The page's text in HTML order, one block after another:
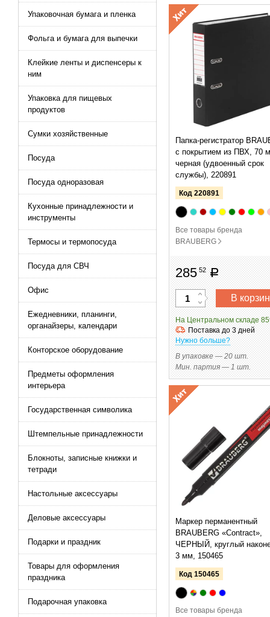
Папка-регистратор
с покрытием из ПВХ, 70
черная (удвоенный срок
службы), 220891
Код 220891
Все товары бренда
BRAUBERG
285 52 руб
В
На Центральном складе
Поставка до 3 дней
Нужно больше?
В упаковке — 20 шт.
Мин. партия — 1 шт.
Маркер перманентный
BRAUBERG «Contract»,
ЧЕРНЫЙ, круглый
3 мм, 150465
Код 150465
Все товары бренда
Упаковочная бумага и пленка
Фольга и бумага для выпечки
Клейкие ленты и диспенсеры к
ним
Упаковка для пищевых
продуктов
Сумки хозяйственные
Посуда
Посуда одноразовая
Кухонные принадлежности и
инструменты
Термосы и термопосуда
Посуда для СВЧ
Офис
Ежедневники, планинги,
органайзеры, календари
Конторское оборудование
Предметы оформления
интерьера
Государственная символика
Штемпельные принадлежности
Блокноты, записные книжки и
тетради
Настольные аксессуары
Деловые аксессуары
Подарки и праздник
Товары для оформления
праздника
Подарочная упаковка